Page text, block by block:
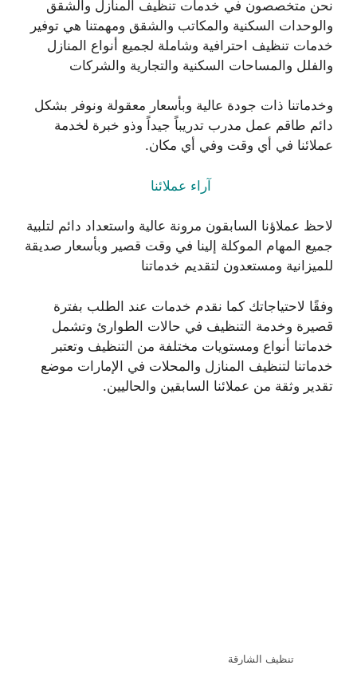
نحن متخصصون في خدمات تنظيف المنازل والشقق
والوحدات السكنية والمكاتب والشقق ومهمتنا هي توفير
خدمات تنظيف احترافية وشاملة لجميع أنواع المنازل
والفلل والمساحات السكنية والتجارية والشركات
وخدماتنا ذات جودة عالية وبأسعار معقولة ونوفر بشكل
دائم طاقم عمل مدرب تدريباً جيداً وذو خبرة لخدمة
عملائنا في أي وقت وفي أي مكان.
آراء عملائنا
لاحظ عملاؤنا السابقون مرونة عالية واستعداد دائم لتلبية
جميع المهام الموكلة إلينا في وقت قصير وبأسعار صديقة
للميزانية ومستعدون لتقديم خدماتنا
وفقًا لاحتياجاتك كما نقدم خدمات عند الطلب بفترة
قصيرة وخدمة التنظيف في حالات الطوارئ وتشمل
خدماتنا أنواع ومستويات مختلفة من التنظيف وتعتبر
خدماتنا لتنظيف المنازل والمحلات في الإمارات موضع
تقدير وثقة من عملائنا السابقين والحاليين.
تنظيف الشارقة